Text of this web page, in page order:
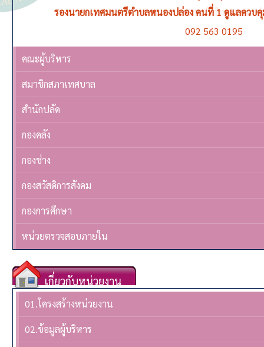
รองนายกเทศมนตรีตำบลหนองปล่อง คนที่ 1 ดูแลควบ
092 563 0195
คณะผู้บริหาร
สมาชิกสภาเทศบาล
สำนักปลัด
กองคลัง
กองช่าง
กองสวัสดิการสังคม
กองการศึกษา
หน่วยตรวจสอบภายใน
เกี่ยวกับหน่วยงาน
01.โครงสร้างหน่วยงาน
02.ข้อมูลผู้บริหาร